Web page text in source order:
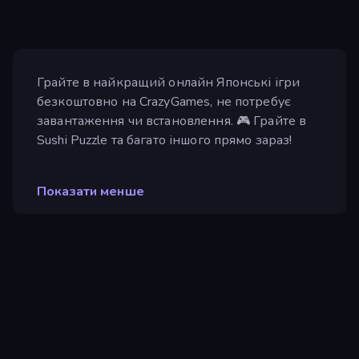
Грайте в найкращий онлайн Японські ігри
безкоштовно на CrazyGames, не потребує
завантаження чи встановлення. 🎮 Грайте в
Sushi Puzzle та багато іншого прямо зараз!
Показати менше